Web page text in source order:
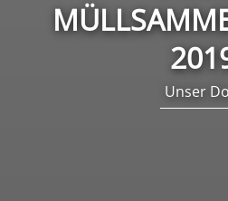
Unser